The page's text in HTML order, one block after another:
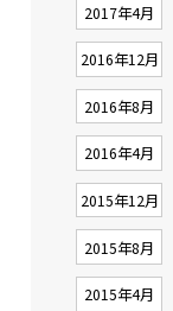
2017年4月
2016年12月
2016年8月
2016年4月
2015年12月
2015年8月
2015年4月